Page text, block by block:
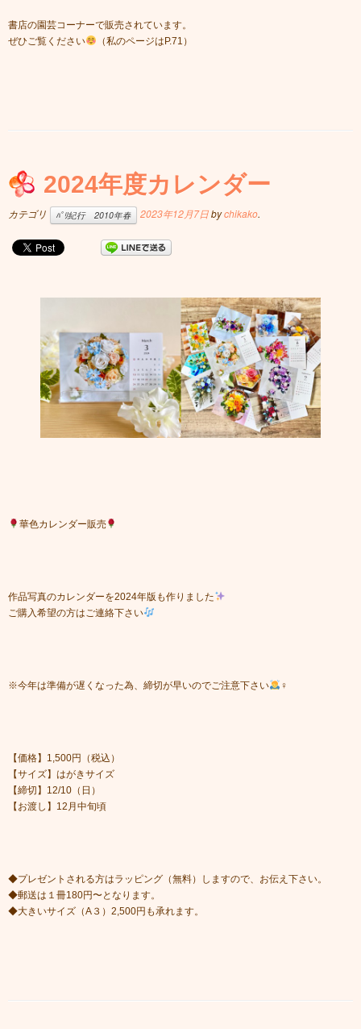
書店の園芸コーナーで販売されています。
ぜひご覧ください
（私のページはP.71）
2024年度カレンダー
カテゴリ ﾊﾟﾘ紀行 2010年春 2023年12月7日bychikako.
華色カレンダー販売
作品写真のカレンダーを2024年版も作りました
ご購入希望の方はご連絡下さい
※今年は準備が遅くなった為、締切が早いのでご注意下さい ‍♀️
【価格】1,500円（税込）
【サイズ】はがきサイズ
【締切】12/10（日）
【お渡し】12月中旬頃
◆プレゼントされる方はラッピング（無料）しますので、お伝え下さい。
◆郵送は１冊180円〜となります。
◆大きいサイズ（A３）2,500円も承れます。